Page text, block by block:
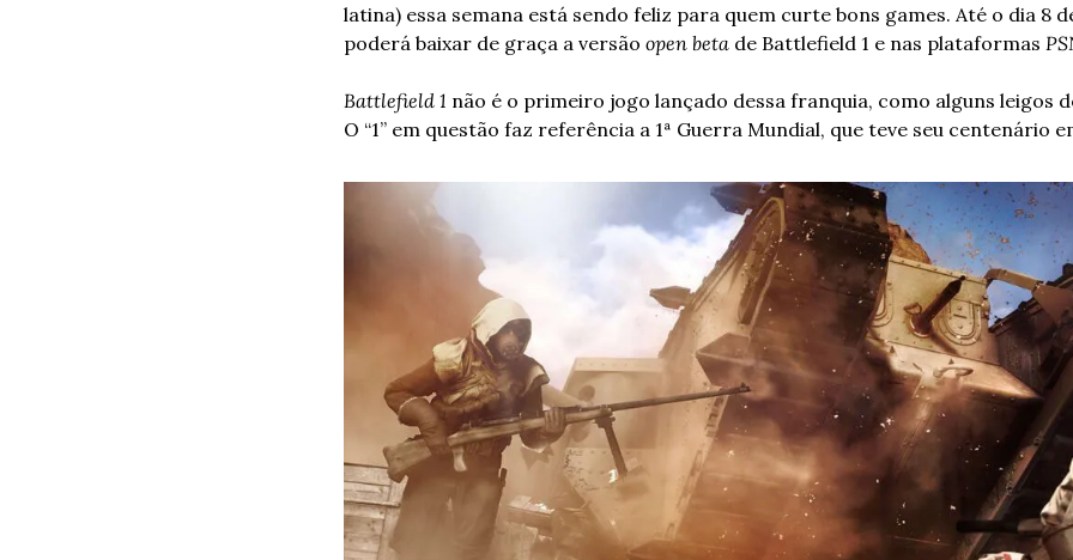
latina) essa semana está sendo feliz para quem curte bons games. Até o dia 8
poderá baixar de graça a versão open beta de Battlefield 1 e nas plataformas
Battlefield 1 não é o primeiro jogo lançado dessa franquia, como alguns leigos
O “1” em questão faz referência a 1ª Guerra Mundial, que teve seu centenário